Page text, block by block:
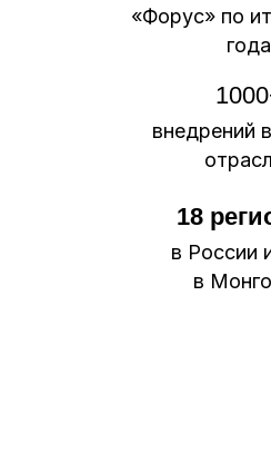
«Форус» по
года
внедрений
в России
в
18